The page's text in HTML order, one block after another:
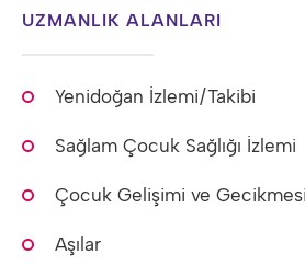
UZMANLIK ALANLARI
Yenidoğan İzlemi/Takibi
Sağlam Çocuk Sağlığı İzlemi
Çocuk Gelişimi ve Gecikmesi
Aşılar